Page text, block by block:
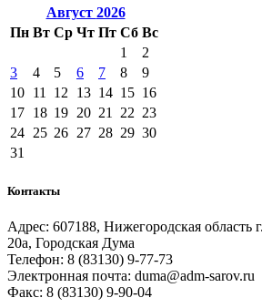
Август 2026
Пн Вт Ср Чт Пт Сб Вс
1
2
3
4 5 6 7 8
9
10 11 12 13 14 15 16
17 18 19 20 21 22 23
24 25 26 27 28 29 30
31
Контакты
Адрес: 607188, Нижегородская область
20а, Городская Дума
Телефон: 8 (83130) 9-77-73
Электронная почта: duma@adm-sarov.ru
Факс: 8 (83130) 9-90-04